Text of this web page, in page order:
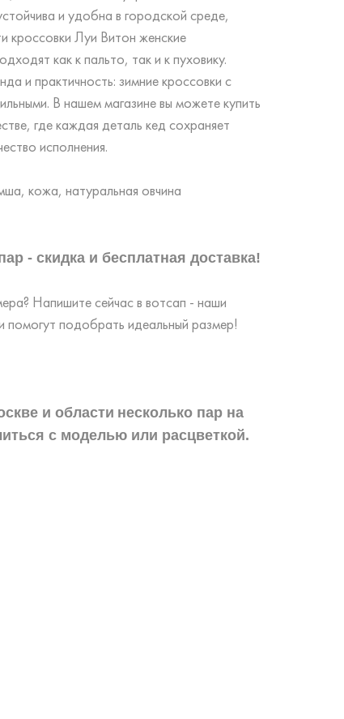
и удобна в городской среде,
кроссовки Луи Витон женские
как к пальто, так и к пуховику.
и практичность: зимние кроссовки с
В нашем магазине вы можете купить
где каждая деталь кед сохраняет
исполнения.
кожа, натуральная овчина
- скидка и бесплатная доставка!
Напишите сейчас в вотсап - наши
подобрать идеальный размер!
и области несколько пар на
с моделью или расцветкой.